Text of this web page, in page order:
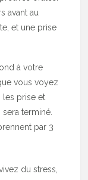
avant au
et une prise
à votre
vous voyez
les prise et
terminé.
par 3
du stress,